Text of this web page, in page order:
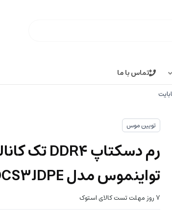
تماس با ما
تویین موس
تواینموس مدل 4DCS3JDPE ظرفیت 8 گیگابایت
7 روز مهلت تست کالای استوک